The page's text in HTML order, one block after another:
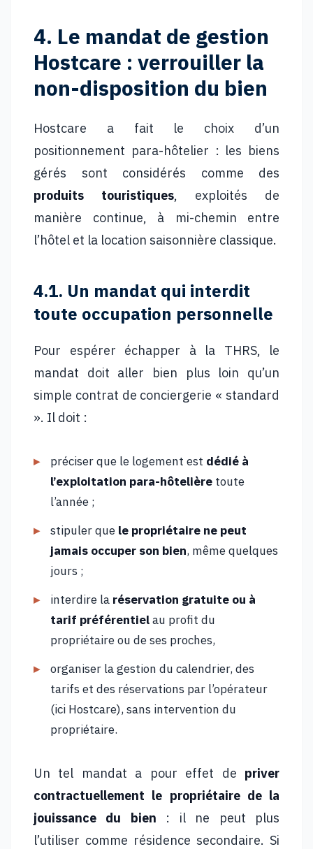
4. Le mandat de gestion
Hostcare : verrouiller la
non-disposition du bien
Hostcare a fait le choix d’un
positionnement para-hôtelier : les biens
gérés sont considérés comme des
produits touristiques, exploités de
manière continue, à mi-chemin entre
l’hôtel et la location saisonnière classique.
4.1. Un mandat qui interdit
toute occupation personnelle
Pour espérer échapper à la THRS, le
mandat doit aller bien plus loin qu’un
simple contrat de conciergerie « standard
». Il doit :
préciser que le logement est dédié à
l’exploitation para-hôtelière toute
l’année ;
stipuler que le propriétaire ne peut
jamais occuper son bien, même quelques
jours ;
interdire la réservation gratuite ou à
tarif préférentielau profit du
propriétaire ou de ses proches,
organiser la gestion du calendrier, des
tarifs et des réservations par l’opérateur
(ici Hostcare), sans intervention du
propriétaire.
Un tel mandat a pour effet de priver
contractuellement le propriétaire de la
jouissance du bien : il ne peut plus
l’utiliser comme résidence secondaire. Si